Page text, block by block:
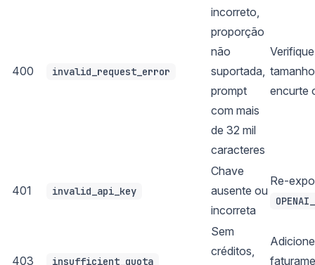
400 invalid_request_error
incorreto,
proporção
não
suportada,
prompt
com mais
de 32 mil
caracteres
encurte
401 invalid_api_key
Chave
ausente ou
incorreta
Re-
403 insufficient_quota
Sem
créditos,
Adicione